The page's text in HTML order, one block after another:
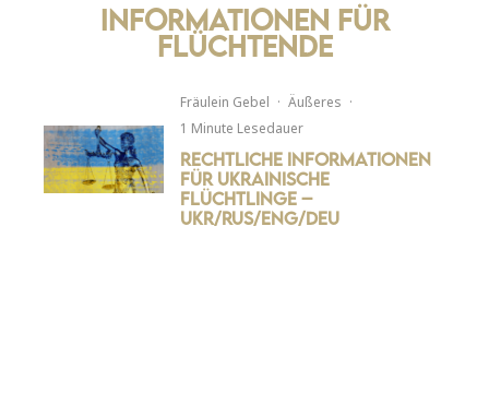
informationen für
flüchtende
Fräulein Gebel · Äußeres ·
1 Minute Lesedauer
Rechtliche Informationen
für ukrainische
Flüchtlinge –
UKR/RUS/ENG/DEU